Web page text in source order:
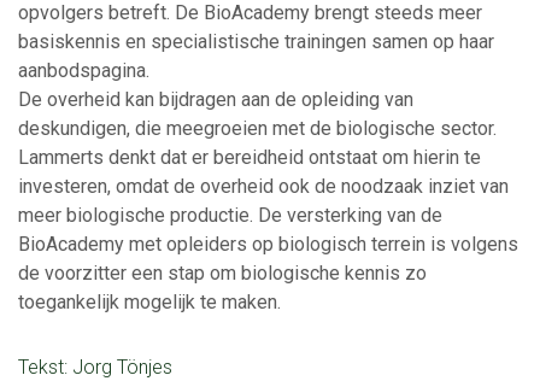
opvolgers betreft. De BioAcademy brengt steeds meer
basiskennis en specialistische trainingen samen op haar
aanbodspagina.
De overheid kan bijdragen aan de opleiding van
deskundigen, die meegroeien met de biologische sector.
Lammerts denkt dat er bereidheid ontstaat om hierin te
investeren, omdat de overheid ook de noodzaak inziet van
meer biologische productie. De versterking van de
BioAcademy met opleiders op biologisch terrein is volgens
de voorzitter een stap om biologische kennis zo
toegankelijk mogelijk te maken.
Tekst: Jorg Tönjes